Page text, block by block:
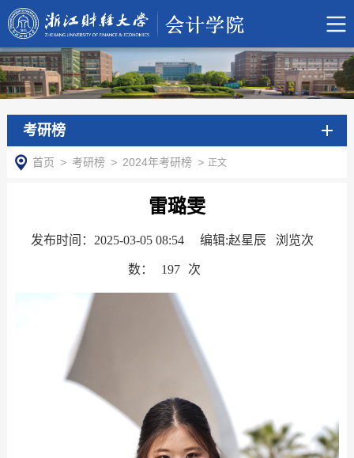
考研榜
首页 > 考研榜 > 2024年考研榜 > 正文
雷璐雯
发布时间：2025-03-05 08:54 编辑:赵星辰 浏览次
数： 197 次